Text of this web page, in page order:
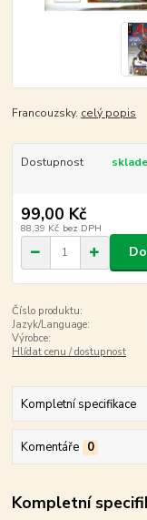
Francouzsky. celý popis
Dostupnost
99,00 Kč
88,39 Kč bez DPH
Číslo produktu:
Jazyk/Language:
Výrobce:
Hlídat cenu / dostupnost
Kompletní specifikace
Komentáře 0
Kompletní